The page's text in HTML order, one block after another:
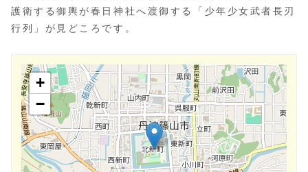
治15年（1882）に創建されました。
藩士らの間に主家であった青山家を顕彰する機運が生じ
たため、遠祖・青山忠俊の霊を祀り「青山神社」とした
ものです。昭和5年（1930）、幕府老中として活躍
し、藩校「振徳堂」の充実などに努めて篠山藩中興の藩
主と仰がれた青山忠裕がさらに合祀されました。
毎年4月初旬には例祭が斎行されますが、子ども武者の